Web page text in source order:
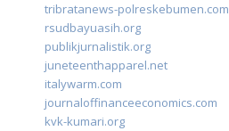
tribratanews-polreskebumen.com
rsudbayuasih.org
publikjurnalistik.org
juneteenthapparel.net
italywarm.com
journaloffinanceeconomics.com
kvk-kumari.org